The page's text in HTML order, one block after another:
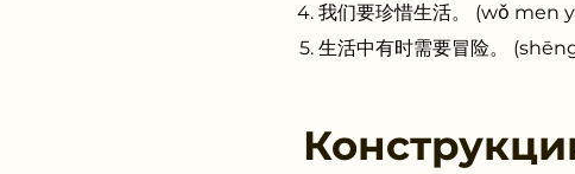
我们要珍惜生活。 (wǒ
生活中有时需要冒险。